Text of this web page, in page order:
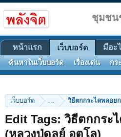
เว็บบอร์ด ... วิธีตกกระไดพลอย
Edit Tags: วิธีตกกระ
(หลวงปู่ดูลย์ อตุโล)
ชุมชน
หน้าแรก เว็บบอร์ด
ค้นหาในเว็บบอร์ด เรื่องเด่น กร
มีอะ